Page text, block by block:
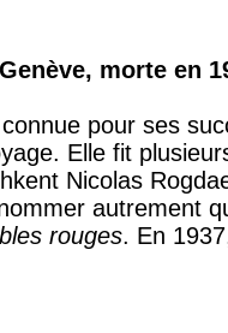
morte en
pour ses
Elle fit
Nicolas
autrement
rouges. En